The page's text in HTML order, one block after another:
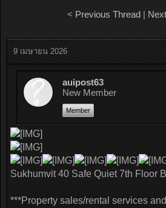
< Previous Thread|
9 เมษายน 2026
auipost63
New Member
Member
Sukhumvit 40 Safe Quiet 7th Floor
***Property sales/rental services